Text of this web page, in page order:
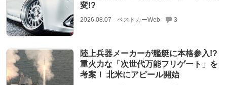
変!?
2026.08.07 ベストカーWeb 3
陸上兵器メーカーが艦艇に本格参入!?
重火力な「次世代万能フリゲート」を
考案！ 北米にアピール開始